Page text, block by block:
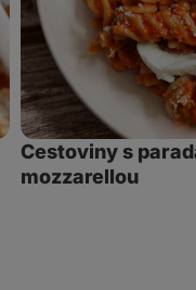
Cestoviny s
mozzarellou